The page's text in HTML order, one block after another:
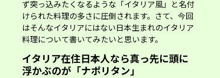
ず突っ込みたくなるような「イタリア風」と名付
けられた料理の多さに圧倒されます。さて、今回
はそんなイタリアにはない日本生まれのイタリア
料理について書いてみたいと思います。
イタリア在住日本人なら真っ先に頭に
浮かぶのが「ナポリタン」